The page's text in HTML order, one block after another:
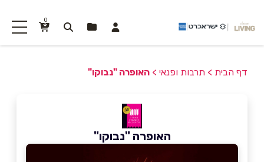
0
דף הבית > תרבות ופנאי > האופרה "נבוקו"
האופרה "נבוקו"